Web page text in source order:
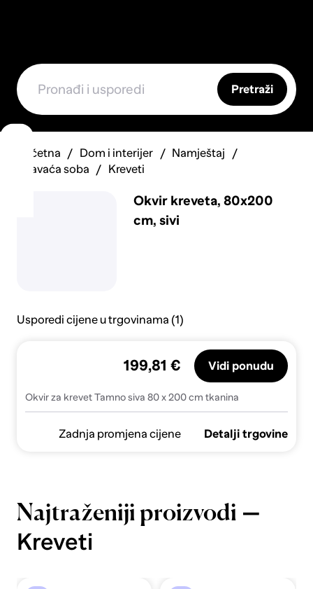
Pretraži
Početna Dom i interijer
Namještaj
Spavaća soba
Kreveti
Okvir kreveta, 80x200
cm, sivi
Usporedi cijene u trgovinama (1)
Okvir za krevet Tamno siva 80 x 200 cm tkanina
199,81 € Vidi ponudu
Zadnja promjena cijene Detalji trgovine
Najtraženiji proizvodi —
Kreveti